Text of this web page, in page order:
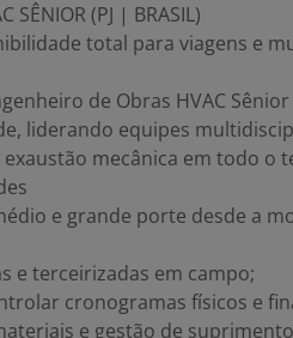
SÊNIOR (PJ | BRASIL)
total para viagens e
de Obras HVAC
liderando equipes
mecânica em todo o
e grande porte desde a
e terceirizadas em campo;
cronogramas físicos e
e gestão de